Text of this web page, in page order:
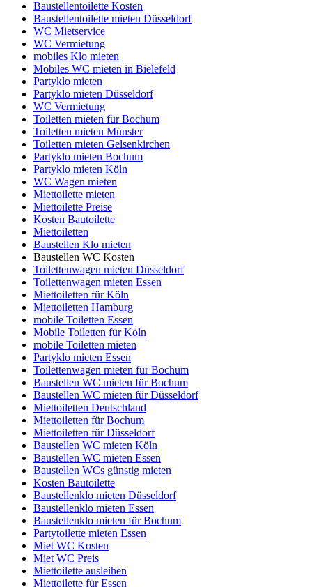
Baustellentoilette Kosten
Baustellentoilette mieten Düsseldorf
WC Mietservice
WC Vermietung
mobiles Klo mieten
Mobiles WC mieten in Bielefeld
Partyklo mieten
Partyklo mieten Düsseldorf
WC Vermietung
Toiletten mieten für Bochum
Toiletten mieten Münster
Toiletten mieten Gelsenkirchen
Partyklo mieten Bochum
Partyklo mieten Köln
WC Wagen mieten
Miettoilette mieten
Miettoilette Preise
Kosten Bautoilette
Miettoiletten
Baustellen Klo mieten
Baustellen WC Kosten
Toilettenwagen mieten Düsseldorf
Toilettenwagen mieten Essen
Miettoiletten für Köln
Miettoiletten Hamburg
mobile Toiletten Essen
Mobile Toiletten für Köln
mobile Toiletten mieten
Partyklo mieten Essen
Toilettenwagen mieten für Bochum
Baustellen WC mieten für Bochum
Baustellen WC mieten für Düsseldorf
Miettoiletten Deutschland
Miettoiletten für Bochum
Miettoiletten für Düsseldorf
Baustellen WC mieten Köln
Baustellen WC mieten Essen
Baustellen WCs günstig mieten
Kosten Bautoilette
Baustellenklo mieten Düsseldorf
Baustellenklo mieten Essen
Baustellenklo mieten für Bochum
Partytoilette mieten Essen
Miet WC Kosten
Miet WC Preis
Miettoilette ausleihen
Miettoilette für Essen